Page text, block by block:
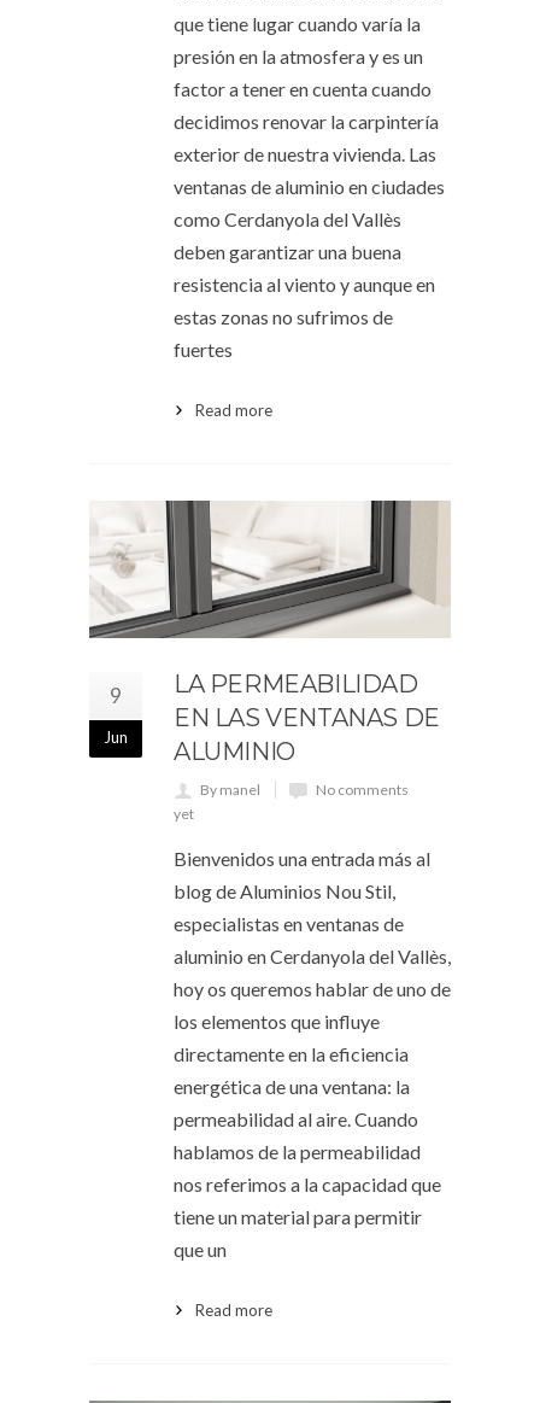
que tiene lugar cuando varía la
presión en la atmosfera y es un
factor a tener en cuenta cuando
decidimos renovar la carpintería
exterior de nuestra vivienda. Las
ventanas de aluminio en ciudades
como Cerdanyola del Vallès
deben garantizar una buena
resistencia al viento y aunque en
estas zonas no sufrimos de
fuertes
Read more
9
Jun
LA PERMEABILIDAD
EN LAS VENTANAS DE
ALUMINIO
By manel
No comments
yet
Bienvenidos una entrada más al
blog de Aluminios Nou Stil,
especialistas en ventanas de
aluminio en Cerdanyola del Vallès,
hoy os queremos hablar de uno de
los elementos que influye
directamente en la eficiencia
energética de una ventana: la
permeabilidad al aire. Cuando
hablamos de la permeabilidad
nos referimos a la capacidad que
tiene un material para permitir
que un
Read more